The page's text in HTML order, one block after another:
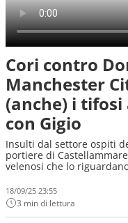
Cori contro
Manchester
(anche) i
con Gigio
Insulti dal settore ospiti
portiere di
velenosi che lo
18/09/25 23:55
3 min di lettura